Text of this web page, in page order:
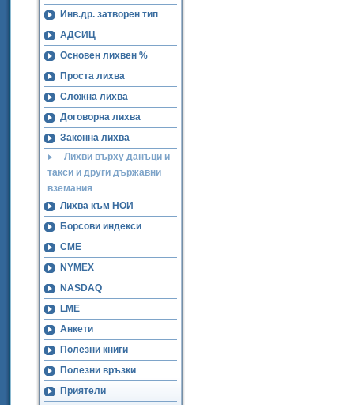
Инв.др. затворен тип
АДСИЦ
Основен лихвен %
Проста лихва
Сложна лихва
Договорна лихва
Законна лихва
Лихви върху данъци и
такси и други държавни
вземания
Лихва към НОИ
Борсови индекси
CME
NYMEX
NASDAQ
LME
Анкети
Полезни книги
Полезни връзки
Приятели